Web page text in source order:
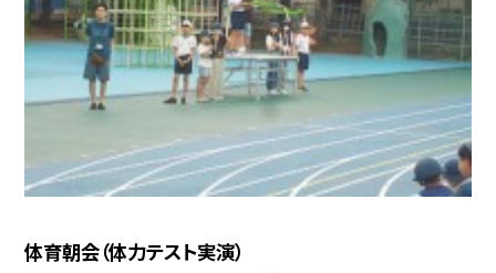
体育朝会（体力テスト実演）